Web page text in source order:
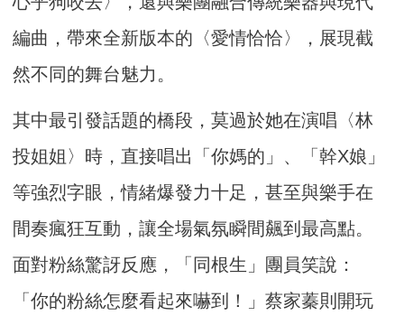
編曲，帶來全新版本的〈愛情恰恰〉，展現截
然不同的舞台魅力。
其中最引發話題的橋段，莫過於她在演唱〈林
投姐姐〉時，直接唱出「你媽的」、「幹X娘」
等強烈字眼，情緒爆發力十足，甚至與樂手在
間奏瘋狂互動，讓全場氣氛瞬間飆到最高點。
面對粉絲驚訝反應，「同根生」團員笑說：
「你的粉絲怎麼看起來嚇到！」蔡家蓁則開玩